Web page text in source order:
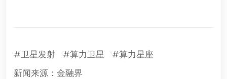
#卫星发射 #算力卫星
#算力星座
新闻来源：金融界